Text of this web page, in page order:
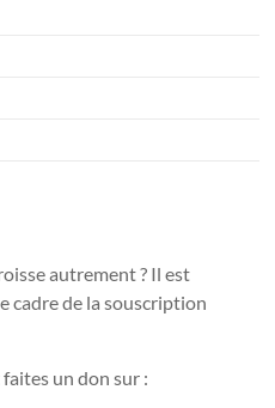
autrement ? Il est
cadre de la souscription
un don sur :